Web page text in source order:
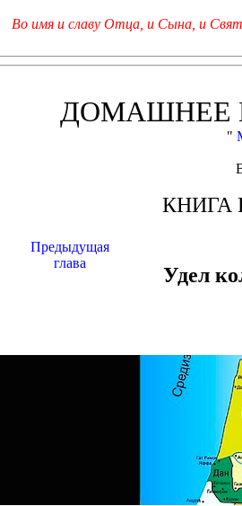
Во имя и славу Отца, и Сына, и
ДОМАШНЕЕ
"
КНИГА
Предыдущая
глава
Удел